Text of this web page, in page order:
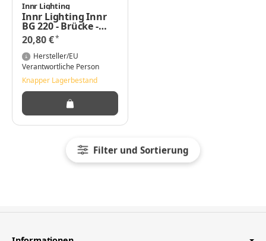
Filter und Sortierung
Innr Lighting
Innr Lighting Innr
BG 220 - Brücke -
kabellos - Wi-Fi,
ZigBee 3.0
20,80 €*
Hersteller/EU
Verantwortliche Person
Knapper Lagerbestand